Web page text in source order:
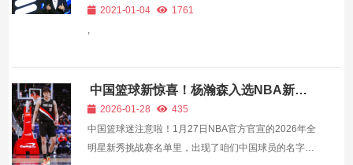
步报告，这两名士兵很可能已坠入大海，且目前未发现
2021-01-04
1761
,
中国篮球新惊喜！杨瀚森入选NBA新秀
全明星，争议声中藏着多少期待？
2026-01-28
435
中国篮球迷注意啦！1月27日NBA官方官宣的2026年全
明星新秀挑战赛名单里，出现了咱们中国球员的名字